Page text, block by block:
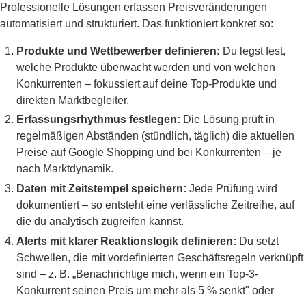
Professionelle Lösungen erfassen Preisveränderungen
automatisiert und strukturiert. Das funktioniert konkret so:
Produkte und Wettbewerber definieren: Du legst fest,
welche Produkte überwacht werden und von welchen
Konkurrenten – fokussiert auf deine Top-Produkte und
direkten Marktbegleiter.
Erfassungsrhythmus festlegen: Die Lösung prüft in
regelmäßigen Abständen (stündlich, täglich) die aktuellen
Preise auf Google Shopping und bei Konkurrenten – je
nach Marktdynamik.
Daten mit Zeitstempel speichern: Jede Prüfung wird
dokumentiert – so entsteht eine verlässliche Zeitreihe, auf
die du analytisch zugreifen kannst.
Alerts mit klarer Reaktionslogik definieren: Du setzt
Schwellen, die mit vordefinierten Geschäftsregeln verknüpft
sind – z. B. „Benachrichtige mich, wenn ein Top-3-
Konkurrent seinen Preis um mehr als 5 % senkt" oder